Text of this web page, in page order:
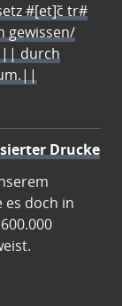
#[et]c̃ tr#
gewissen/
|| durch
Drucke
es doch in